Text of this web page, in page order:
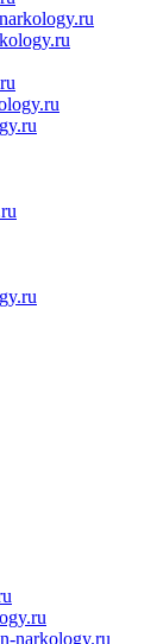
narkology.ru